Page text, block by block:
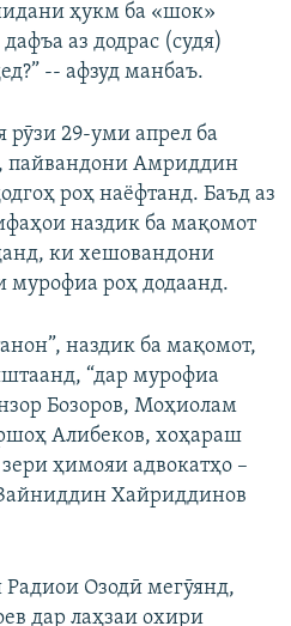
ҳукм ба «шок»
аз додрас (судя)
-- афзуд манбаъ.
рӯзи 29-уми апрел ба
пайвандони Амриддин
роҳ наёфтанд. Баъд аз
наздик ба мақомот
ки хешовандони
мурофиа роҳ додаанд.
наздик ба мақомот,
“дар мурофиа
Бозоров, Моҳиолам
Алибеков, хоҳараш
ҳимояи адвокатҳо –
Хайриддинов
Озодӣ мегӯянд,
дар лаҳзаи охири